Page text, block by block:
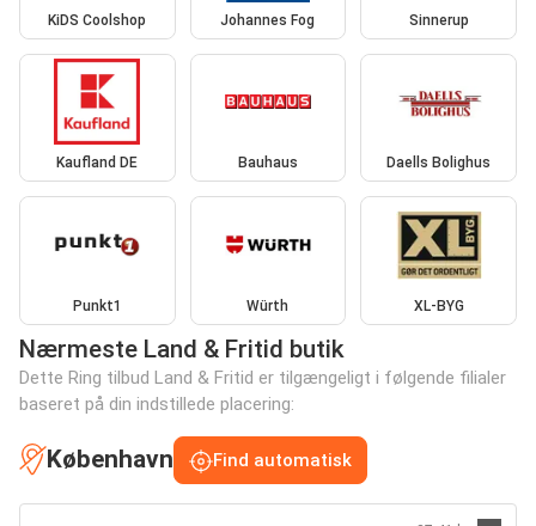
KiDS Coolshop Johannes Fog Sinnerup
Kaufland DE Bauhaus Daells Bolighus
Punkt1 Würth XL-BYG
Nærmeste Land & Fritid butik
Dette Ring tilbud Land & Fritid er tilgængeligt i følgende filialer
baseret på din indstillede placering:
København Find automatisk